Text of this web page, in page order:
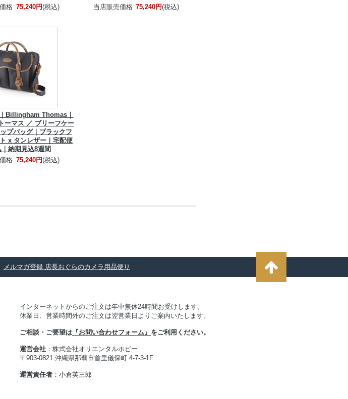
格 75,240円(税込)
当店販売価格 75,240円(税込)
Billingham Thomas｜
ーマス ／ ブリーフケー
プバッグ｜ブラックフ
x タンレザー｜宅配便
納期見込8週間
格 75,240円(税込)
メルマガ登録 店長おぐらのカメラ用品便り
インターネットからのご注文は年中無休24時間お受けします。
休業日、営業時間外のご注文は翌営業日よりご案内いたします。
ご相談・ご要望は 『お問い合わせフォーム』 をご利用ください。
運営会社 ：株式会社オリエンタルホビー
〒903-0821 沖縄県那覇市首里儀保町 4-7-3-1F
運営責任者 ：小倉英三郎